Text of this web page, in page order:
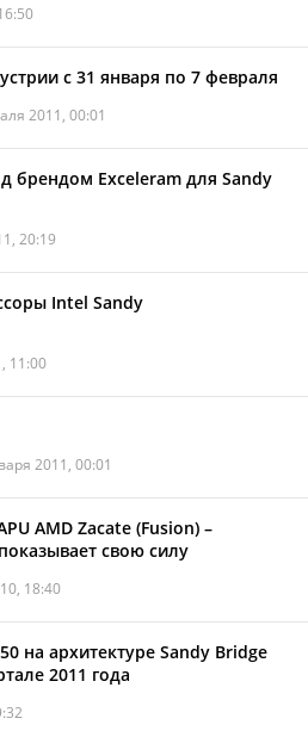
с 31 января по 7 февраля
2011, 00:01
брендом Exceleram для Sandy
20:19
Intel Sandy
11:00
2011, 00:01
AMD Zacate (Fusion) –
свою силу
18:40
на архитектуре Sandy Bridge
2011 года